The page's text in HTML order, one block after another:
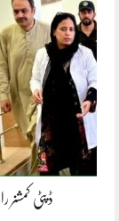
ڈپٹی کمشنر